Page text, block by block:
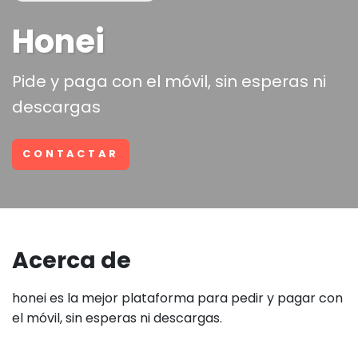
Honei
Pide y paga con el móvil, sin esperas ni
descargas
CONTACTAR
Acerca de
honei es la mejor plataforma para pedir y pagar con
el móvil, sin esperas ni descargas.